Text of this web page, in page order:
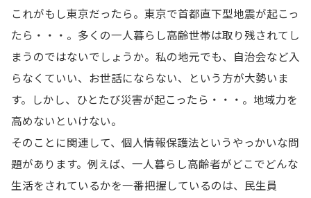
これがもし東京だったら。東京で首都直下型地震が起こっ
たら・・・。多くの一人暮らし高齢世帯は取り残されてし
まうのではないでしょうか。私の地元でも、自治会など入
らなくていい、お世話にならない、という方が大勢いま
す。しかし、ひとたび災害が起こったら・・・。地域力を
高めないといけない。
そのことに関連して、個人情報保護法というやっかいな問
題があります。例えば、一人暮らし高齢者がどこでどんな
生活をされているかを一番把握しているのは、民生員